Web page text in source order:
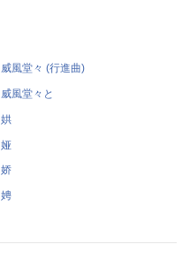
威風堂々 (行進曲)
威風堂々と
娂
娅
娇
娉